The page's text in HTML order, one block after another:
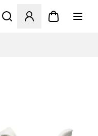
Åbner en Modal til at